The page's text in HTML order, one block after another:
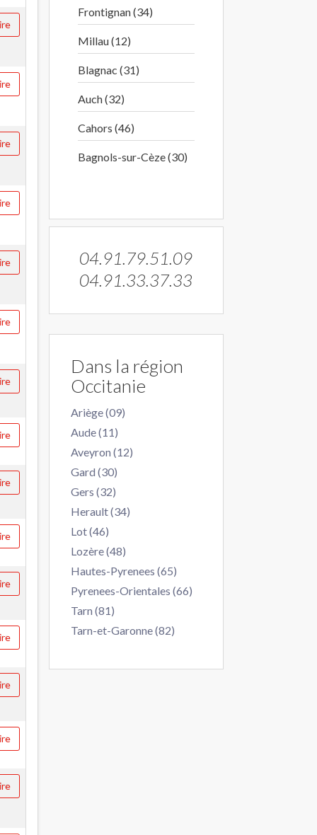
Frontignan (34)
Millau (12)
Blagnac (31)
Auch (32)
Cahors (46)
Bagnols-sur-Cèze (30)
04.91.79.51.09
04.91.33.37.33
Dans la région
Occitanie
Ariège (09)
Aude (11)
Aveyron (12)
Gard (30)
Gers (32)
Herault (34)
Lot (46)
Lozère (48)
Hautes-Pyrenees (65)
Pyrenees-Orientales (66)
Tarn (81)
Tarn-et-Garonne (82)